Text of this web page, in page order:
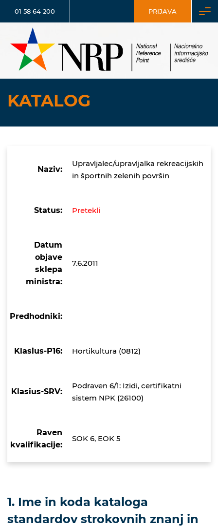
01 58 64 200 PRIJAVA
KATALOG
Naziv:
Upravljalec/upravljalka rekreacijskih
in športnih zelenih površin
Status: Pretekli
Datum
objave
sklepa
ministra:
7.6.2011
Predhodniki:
Klasius-P16: Hortikultura (0812)
Klasius-SRV:
Podraven 6/1: Izidi, certifikatni
sistem NPK (26100)
Raven
kvalifikacije:
SOK 6, EOK 5
1. Ime in koda kataloga
standardov strokovnih znanj in